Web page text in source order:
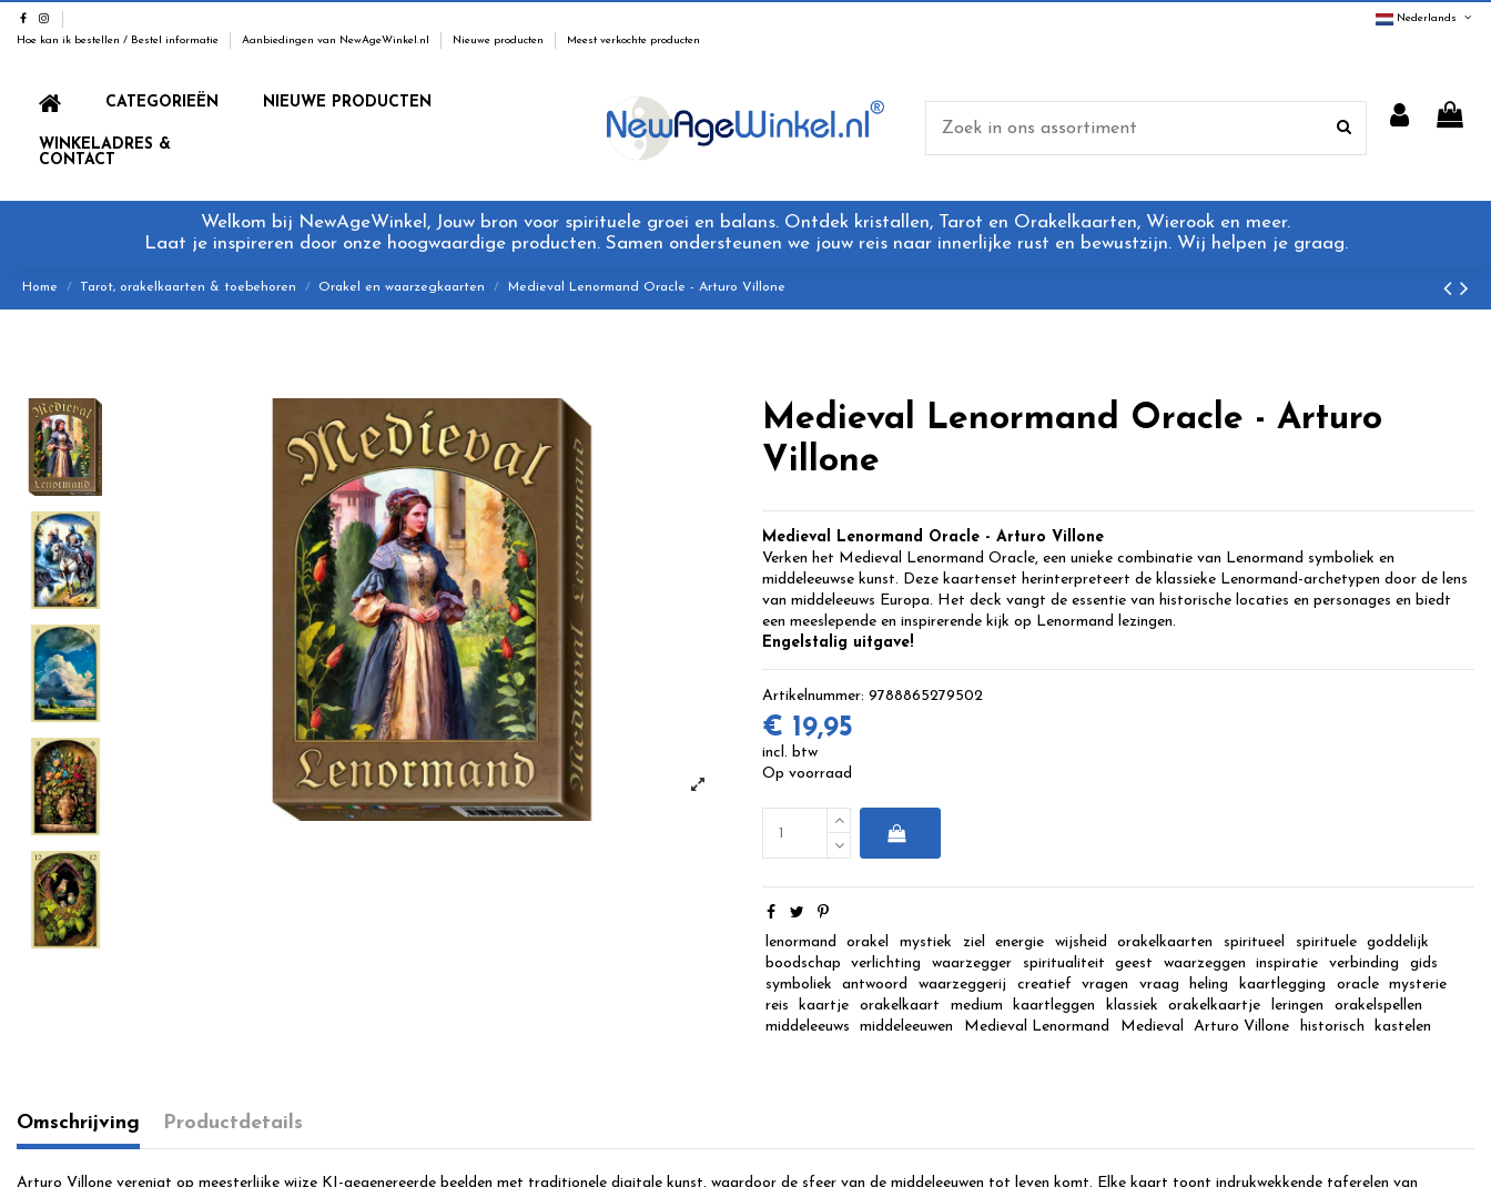
Hoe kan ik bestellen / Bestel informatie Aanbiedingen van NewAgeWinkel.nl Nieuwe producten Meest verkochte producten
Nederlands
CATEGORIEËN NIEUWE PRODUCTEN
WINKELADRES &
CONTACT
Welkom bij NewAgeWinkel, Jouw bron voor spirituele groei en balans. Ontdek kristallen, Tarot en Orakelkaarten, Wierook en meer.
Laat je inspireren door onze hoogwaardige producten. Samen ondersteunen we jouw reis naar innerlijke rust en bewustzijn. Wij helpen je graag.
Home Tarot, orakelkaarten & toebehoren Orakel en waarzegkaarten Medieval Lenormand Oracle - Arturo Villone
Medieval Lenormand Oracle - Arturo
Villone
Medieval Lenormand Oracle - Arturo Villone
Verken het Medieval Lenormand Oracle, een unieke combinatie van Lenormand symboliek en
middeleeuwse kunst. Deze kaartenset herinterpreteert de klassieke Lenormand-archetypen door de lens
van middeleeuws Europa. Het deck vangt de essentie van historische locaties en personages en biedt
een meeslepende en inspirerende kijk op Lenormand lezingen.
Engelstalig uitgave!
Artikelnummer: 9788865279502
€ 19,95
incl. btw
Op voorraad
lenormand orakel mystiek ziel energie wijsheid orakelkaarten spiritueel spirituele
goddelijk
boodschap
verlichting waarzegger spiritualiteit geest waarzeggen inspiratie verbinding
gids
symboliek
antwoord waarzeggerij creatief vragen vraag heling kaartlegging oracle
mysterie
reis
kaartje orakelkaart medium kaartleggen klassiek orakelkaartje leringen
orakelspellen
middeleeuws
middeleeuwen Medieval Lenormand Medieval Arturo Villone historisch kastelen
Omschrijving Productdetails
Arturo Villone verenigt op meesterlijke wijze KI-gegenereerde beelden met traditionele digitale kunst, waardoor de sfeer van de middeleeuwen tot leven komt. Elke kaart toont indrukwekkende taferelen van